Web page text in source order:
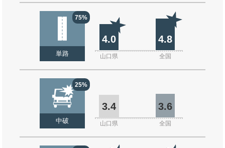
75%
単路
4.0 4.8
山口県 全国
25%
中破
3.4 3.6
山口県 全国